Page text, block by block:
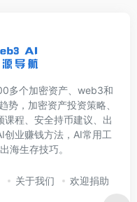
多个加密资产、web3和
势，加密资产投资策略、
课程、安全持币建议、出
创业赚钱方法，AI常用工
海生存技巧。
关于我们 欢迎捐助